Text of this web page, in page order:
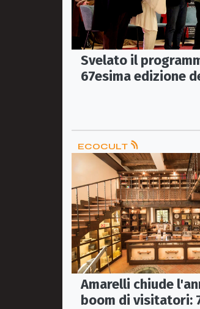
Svelato il
67esima edizione
ECOCULT
Amarelli chiude
boom di visitatori: